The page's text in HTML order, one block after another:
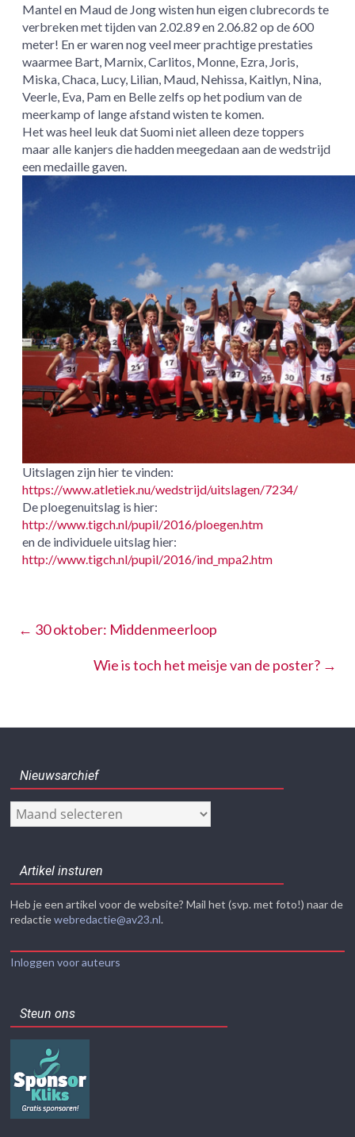
Mantel en Maud de Jong wisten hun eigen clubrecords te
verbreken met tijden van 2.02.89 en 2.06.82 op de 600
meter! En er waren nog veel meer prachtige prestaties
waarmee Bart, Marnix, Carlitos, Monne, Ezra, Joris,
Miska, Chaca, Lucy, Lilian, Maud, Nehissa, Kaitlyn, Nina,
Veerle, Eva, Pam en Belle zelfs op het podium van de
meerkamp of lange afstand wisten te komen.
Het was heel leuk dat Suomi niet alleen deze toppers
maar alle kanjers die hadden meegedaan aan de wedstrijd
een medaille gaven.
Uitslagen zijn hier te vinden:
https://www.atletiek.nu/wedstrijd/uitslagen/7234/
De ploegenuitslag is hier:
http://www.tigch.nl/pupil/2016/ploegen.htm
en de individuele uitslag hier:
http://www.tigch.nl/pupil/2016/ind_mpa2.htm
← 30 oktober: Middenmeerloop
Wie is toch het meisje van de poster? →
Nieuwsarchief
Nieuwsarchief
Artikel insturen
Heb je een artikel voor de website? Mail het (svp. met foto!) naar de
redactiewebredactie@av23.nl.
Inloggen voor auteurs
Steun ons